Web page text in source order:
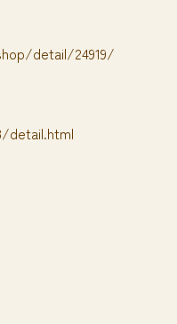
detail/24919/
detail.html